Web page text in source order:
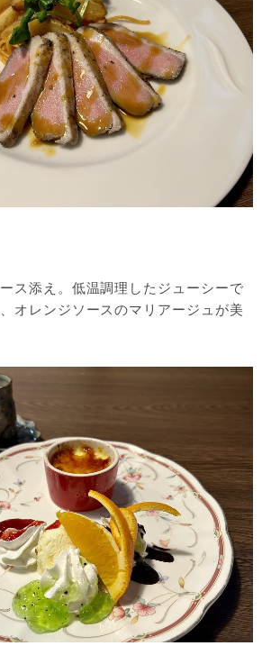
ス添え。低温調理したジューシーで
オレンジソースのマリアージュが美